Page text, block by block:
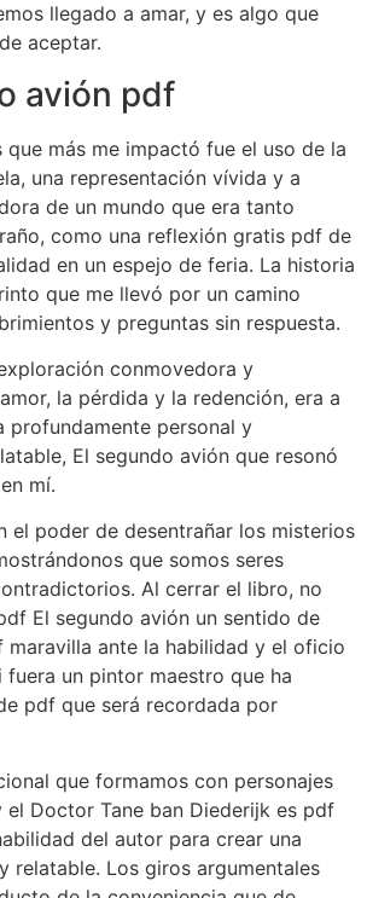
llegado a amar, y es algo que
aceptar.
avión pdf
más me impactó fue el uso de la
una representación vívida y a
de un mundo que era tanto
como una reflexión gratis pdf de
en un espejo de feria. La historia
que me llevó por un camino
y preguntas sin respuesta.
conmovedora y
la pérdida y la redención, era a
profundamente personal y
El segundo avión que resonó
mí.
el poder de desentrañar los misterios
que somos seres
Al cerrar el libro, no
El segundo avión un sentido de
ante la habilidad y el oficio
un pintor maestro que ha
pdf que será recordada por
que formamos con personajes
el Doctor Tane ban Diederijk es pdf
del autor para crear una
relatable. Los giros argumentales